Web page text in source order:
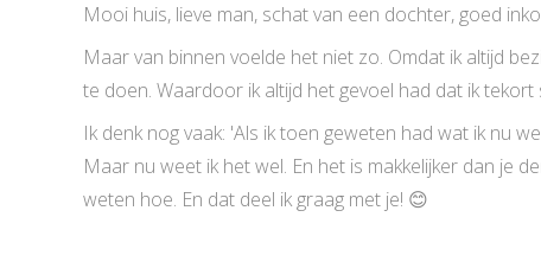
Mooi huis, lieve man, schat van een dochter, goed
Maar van binnen voelde het niet zo. Omdat ik altijd
te doen. Waardoor ik altijd het gevoel had dat ik tekort
Ik denk nog vaak: 'Als ik toen geweten had wat ik nu
Maar nu weet ik het wel. En het is makkelijker dan je
weten hoe. En dat deel ik graag met je! 😊